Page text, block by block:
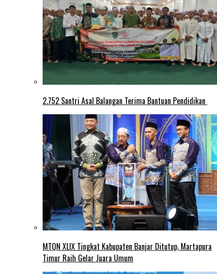
2.752 Santri Asal Balangan Terima Bantuan Pendidikan
MTQN XLIX Tingkat Kabupaten Banjar Ditutup, Martapura
Timur Raih Gelar Juara Umum